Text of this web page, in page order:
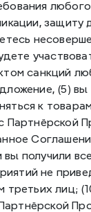
санкций
(5)
к
получили
не
третьих лиц;